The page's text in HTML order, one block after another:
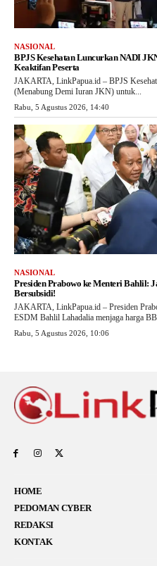
NASIONAL
BPJS Kesehatan Luncurkan NADI
Keaktifan Peserta
JAKARTA, LinkPapua.id – BPJS
(Menabung Demi Iuran JKN) untuk...
Rabu, 5 Agustus 2026, 14:40
NASIONAL
Presiden Prabowo ke Menteri Bahlil:
Bersubsidi!
JAKARTA, LinkPapua.id – Presiden
ESDM Bahlil Lahadalia menjaga harga
Rabu, 5 Agustus 2026, 10:06
HOME
PEDOMAN CYBER
REDAKSI
KONTAK